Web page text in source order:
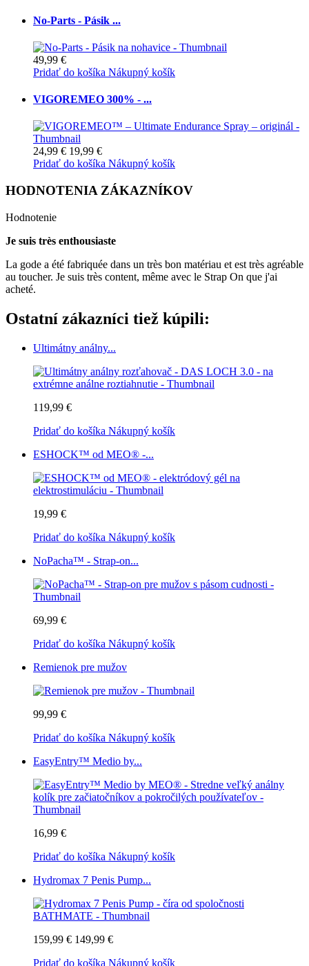
No-Parts - Pásik ...
49,99 €
Pridať do košíka Nákupný košík
VIGOREMEO 300% - ...
24,99 € 19,99 €
Pridať do košíka Nákupný košík
HODNOTENIA ZÁKAZNÍKOV
Hodnotenie
Je suis très enthousiaste
La gode a été fabriquée dans un très bon matériau et est très agréable
au toucher. Je suis très content, même avec le Strap On que j'ai
acheté.
Ostatní zákazníci tiež kúpili:
Ultimátny análny...
119,99 €
Pridať do košíka Nákupný košík
ESHOCK™ od MEO® -...
19,99 €
Pridať do košíka Nákupný košík
NoPacha™ - Strap-on...
69,99 €
Pridať do košíka Nákupný košík
Remienok pre mužov
99,99 €
Pridať do košíka Nákupný košík
EasyEntry™ Medio by...
16,99 €
Pridať do košíka Nákupný košík
Hydromax 7 Penis Pump...
159,99 € 149,99 €
Pridať do košíka Nákupný košík